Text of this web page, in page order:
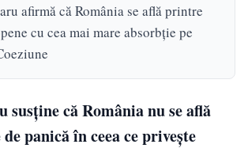
afirmă că România se află printre
cu cea mai mare absorbție pe
susține că România nu se află
panică în ceea ce privește